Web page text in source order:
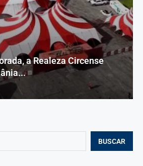
BUSCAR
a Realeza Circense